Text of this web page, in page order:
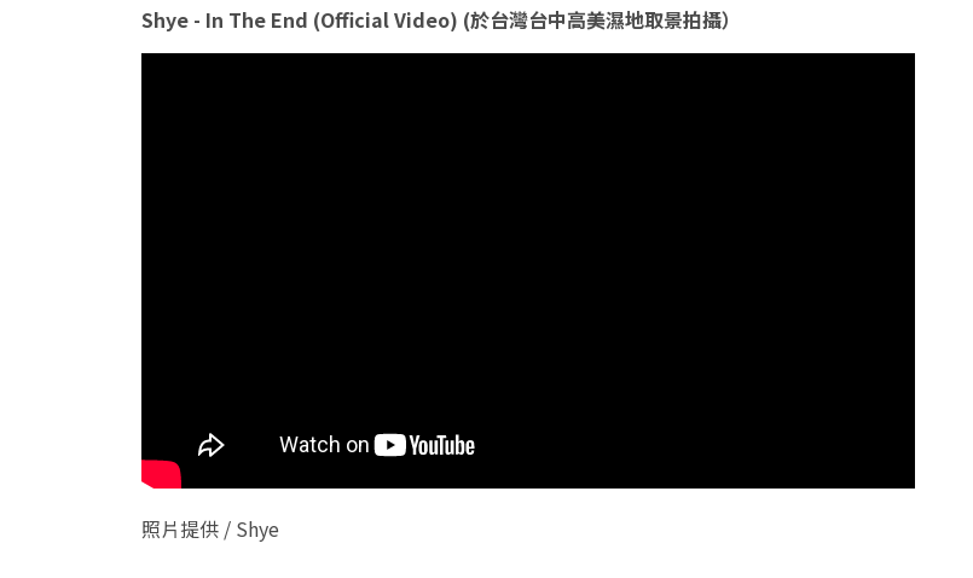
Shye - In The End (Official Video) (於台灣台中高美濕地取景拍攝）
照片提供 / Shye